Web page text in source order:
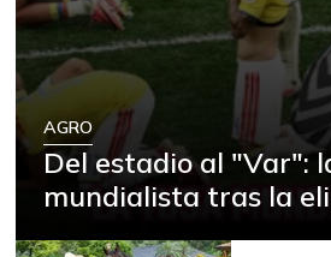
AGRO
Del estadio al "Var":
mundialista tras la